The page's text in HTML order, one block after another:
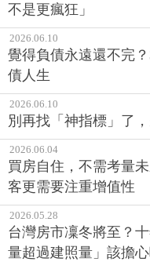
不是更瘋狂」
2026.06.10
覺得負債永遠還不完
債人生
2026.06.10
別再找「神指標」了
2026.06.04
買房自住，不需考量
客更需要注重增值性
2026.05.28
台灣房市凜冬將至？
量超過建照量」該擔心